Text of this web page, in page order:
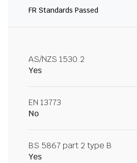
FR Standards Passed
AS/NZS 1530.2
Yes
EN 13773
No
BS 5867 part 2 type B
Yes